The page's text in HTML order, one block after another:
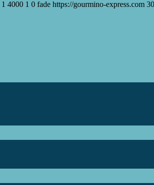
1 4000 1 0 fade https://gourmino-express.com